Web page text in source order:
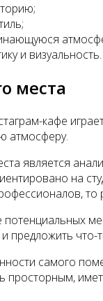
и визуальность.
места
кафе
атмосферу.
является
на
то
предложить что-
самого